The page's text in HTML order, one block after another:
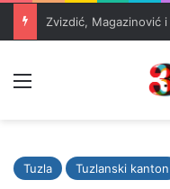
Tuzla Tuzlanski kanton